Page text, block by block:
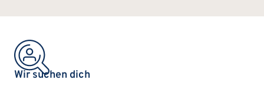
Wir suchen dich